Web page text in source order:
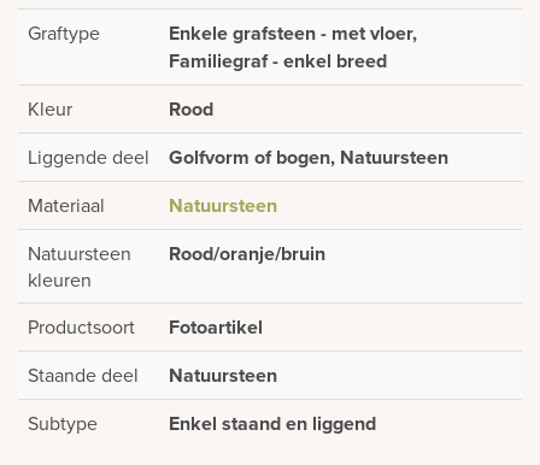
Graftype
Enkele grafsteen - met vloer,
Familiegraf - enkel breed
Kleur Rood
Liggende deel Golfvorm of bogen, Natuursteen
Materiaal Natuursteen
Natuursteen
kleuren
Rood/oranje/bruin
Productsoort Fotoartikel
Staande deel Natuursteen
Subtype Enkel staand en liggend